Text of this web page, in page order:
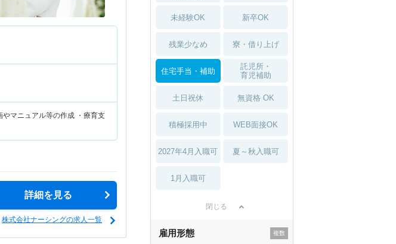
マニュアル等の作成 ・療育支
詳細を見る
株式会社ナーシングの求人一覧
未経験OK 新卒OK
残業少なめ 寮・借り上げ
住宅手当・補助
託児所・
育児補助
土日祝休 無資格 OK
積極採用中 WEB面接OK
2027年4月入職可 夏～秋入職可
1月入職可
閉じる
雇用形態